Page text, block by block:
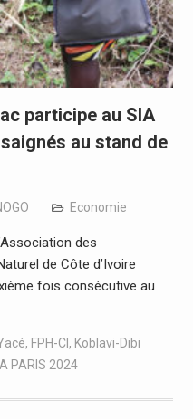
participe au SIA
au stand de
Economie
des
de Côte d’Ivoire
fois consécutive au
, FPH-CI , Koblavi-Dibi
PARIS 2024